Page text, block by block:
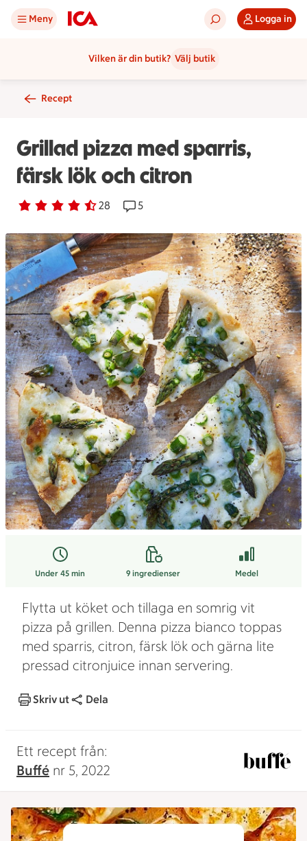
Meny Logga in
Vilken är din butik? Välj butik
Recept
Grillad pizza med sparris,
färsk lök och citron
Betyg 4.1 av 5. 28
28 personer har röstatReceptet har 5 kommentarer
5
Under 45 min 9ingredienser Medel
Flytta ut köket och tillaga en somrig vit
pizza på grillen. Denna pizza bianco toppas
med sparris, citron, färsk lök och gärna lite
pressad citronjuice innan servering.
Skriv ut Dela
Ett recept från:
Buffé nr 5, 2022